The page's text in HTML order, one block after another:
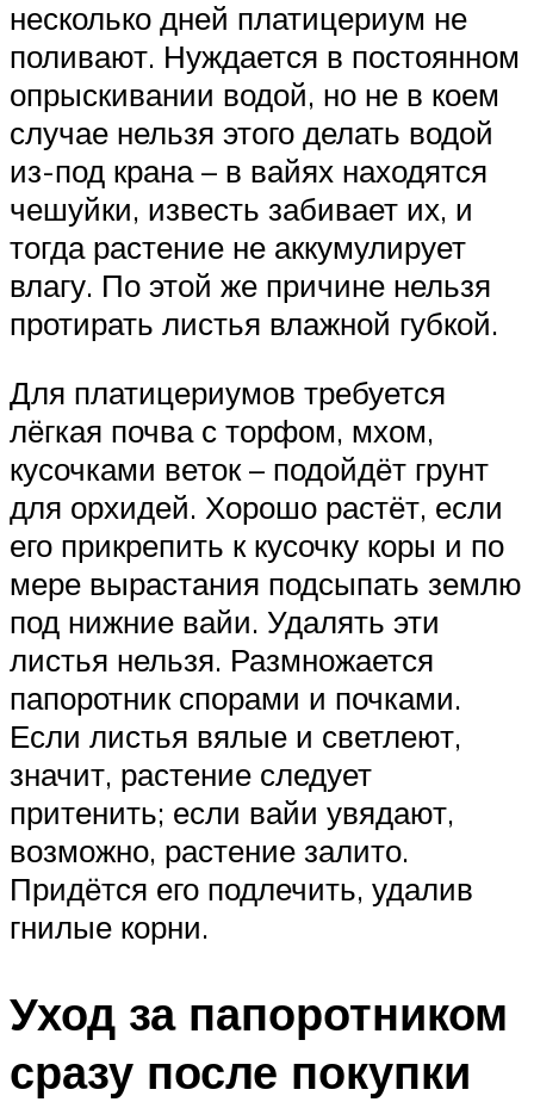
несколько дней платицериум не
поливают. Нуждается в постоянном
опрыскивании водой, но не в коем
случае нельзя этого делать водой
из-под крана – в вайях находятся
чешуйки, известь забивает их, и
тогда растение не аккумулирует
влагу. По этой же причине нельзя
протирать листья влажной губкой.
Для платицериумов требуется
лёгкая почва с торфом, мхом,
кусочками веток – подойдёт грунт
для орхидей. Хорошо растёт, если
его прикрепить к кусочку коры и по
мере вырастания подсыпать землю
под нижние вайи. Удалять эти
листья нельзя. Размножается
папоротник спорами и почками.
Если листья вялые и светлеют,
значит, растение следует
притенить; если вайи увядают,
возможно, растение залито.
Придётся его подлечить, удалив
гнилые корни.
Уход за папоротником
сразу после покупки